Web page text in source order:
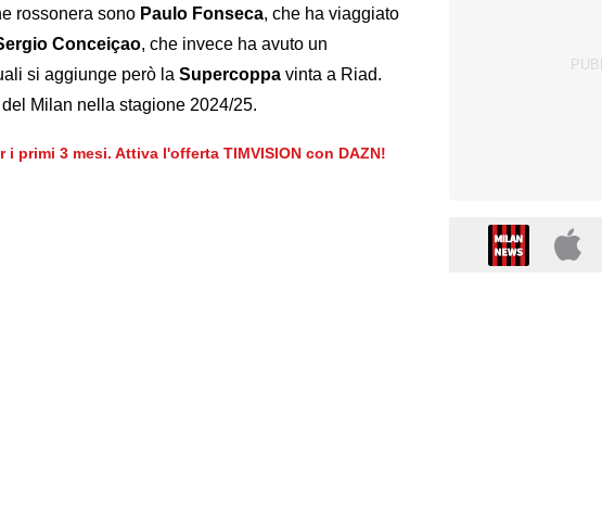
rossonera sono Paulo Fonseca, che ha viaggiato
Conceiçao, che invece ha avuto un
si aggiunge però la Supercoppa vinta a Riad.
Milan nella stagione 2024/25.
i primi 3 mesi. Attiva l'offerta TIMVISION con DAZN!